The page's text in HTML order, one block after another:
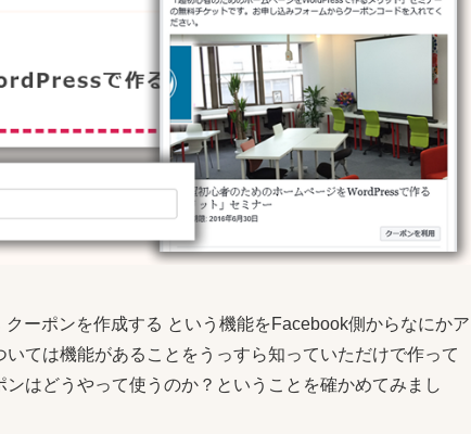
ーポンを作成する という機能をFacebook側からなにかア
ては機能があることをうっすら知っていただけで作って
はどうやって使うのか？ということを確かめてみまし